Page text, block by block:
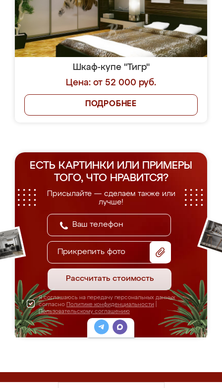
Шкаф-купе "Тигр"
Цена: от 52 000 руб.
ПОДРОБНЕЕ
ЕСТЬ КАРТИНКИ ИЛИ ПРИМЕРЫ
ТОГО, ЧТО НРАВИТСЯ?
Присылайте — сделаем также или
лучше!
Прикрепить фото
Рассчитать стоимость
Я соглашаюсь на передачу персональных данных
согласно Политике конфиденциальности
Пользовательскому соглашению